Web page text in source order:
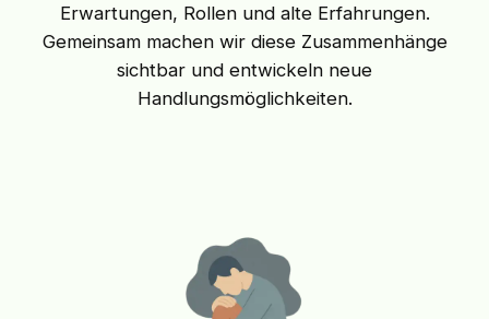
Erwartungen, Rollen und alte Erfahrungen.
Gemeinsam machen wir diese Zusammenhänge
sichtbar und entwickeln neue
Handlungsmöglichkeiten.